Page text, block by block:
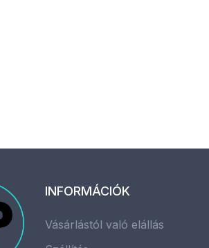
INFORMÁCIÓK
Vásárlástól való elállás